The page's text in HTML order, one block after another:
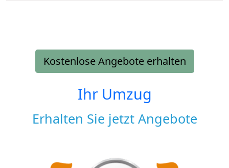
Kostenlose Angebote erhalten
Ihr Umzug
Erhalten Sie jetzt Angebote